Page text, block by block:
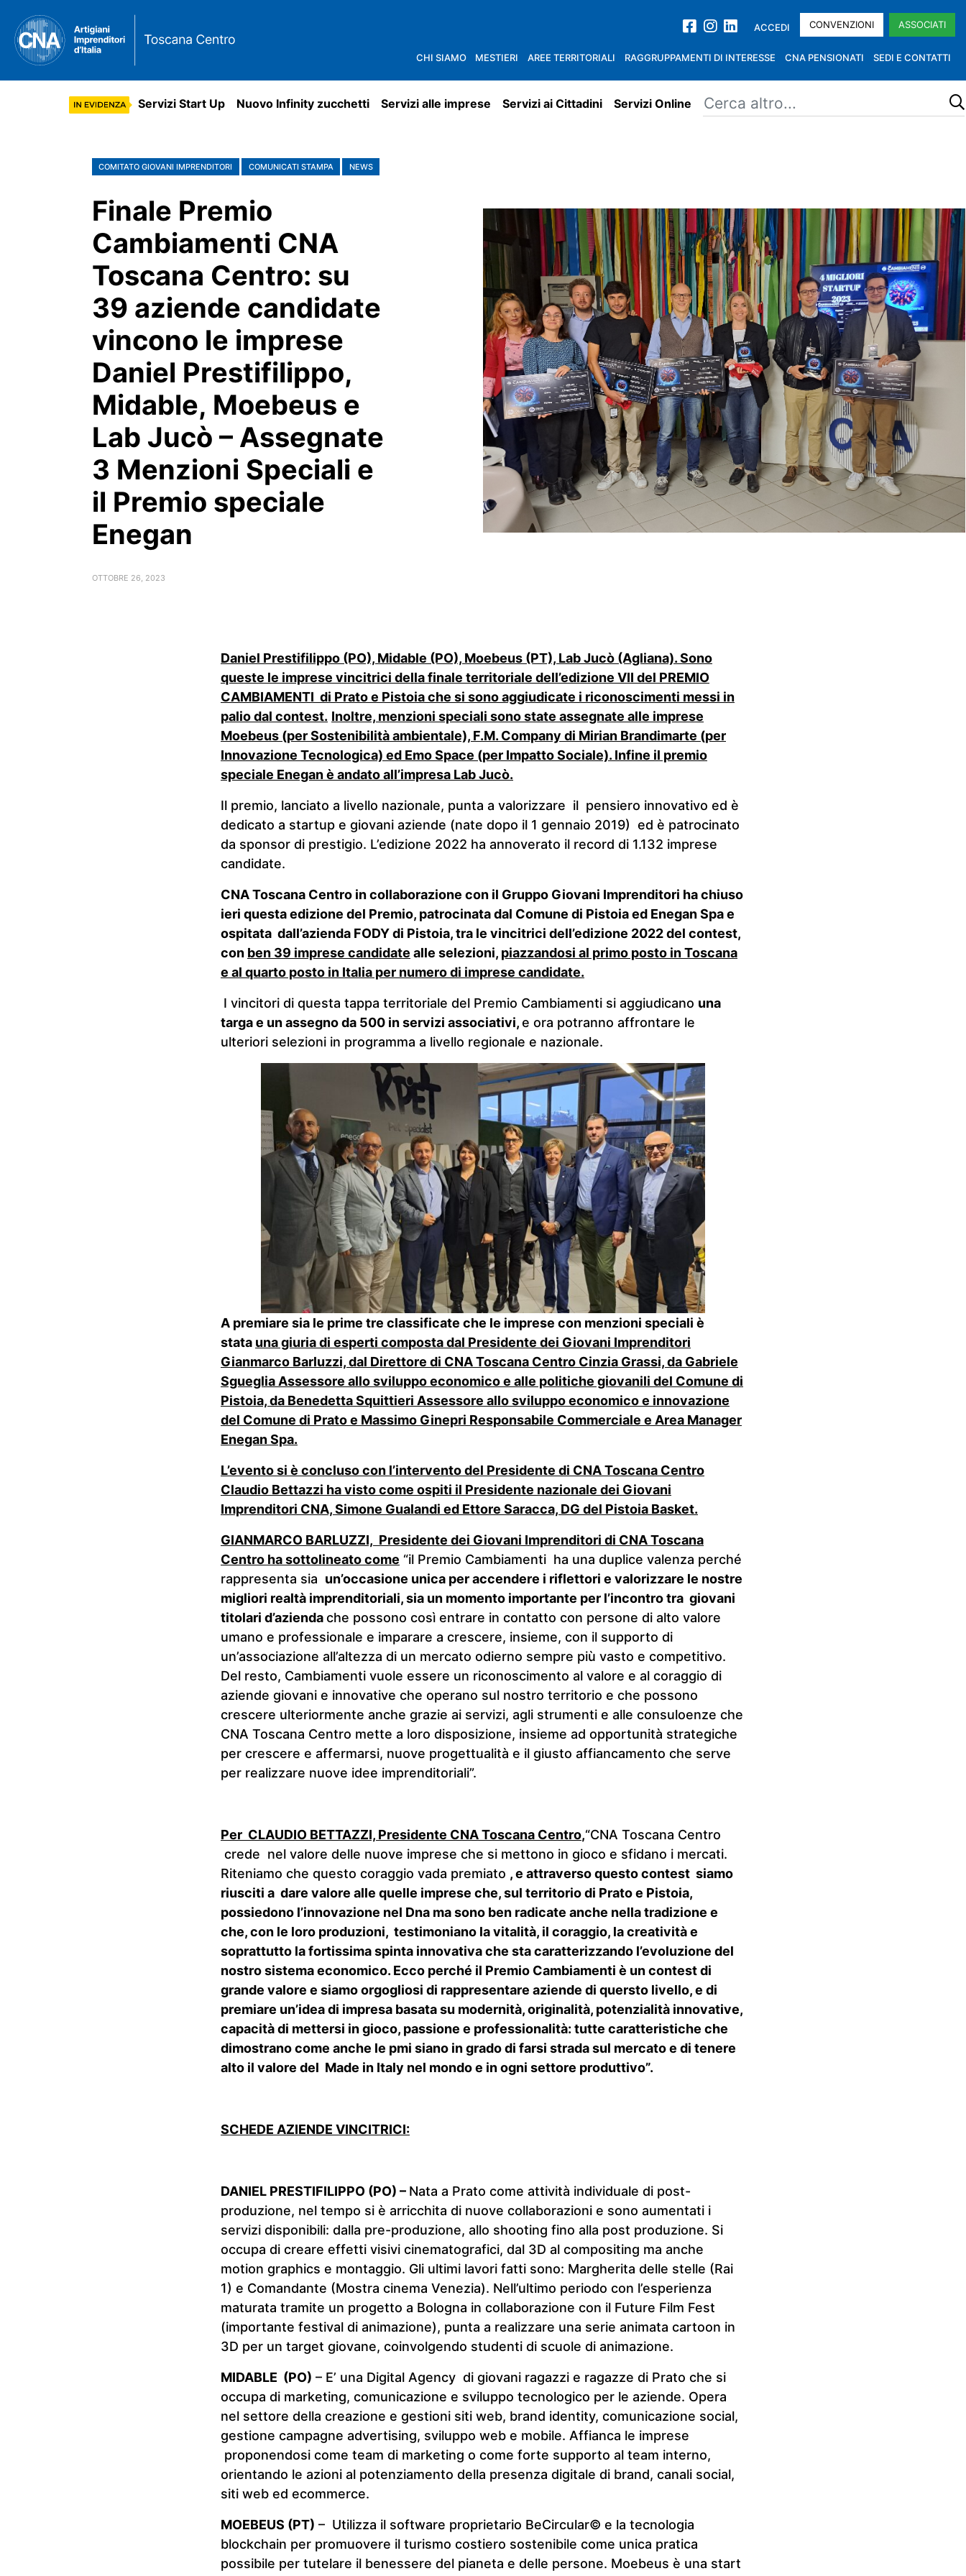
ACCEDI CONVENZIONI ASSOCIATI
CHI SIAMO MESTIERI AREE TERRITORIALI RAGGRUPPAMENTI DI INTERESSE CNA PENSIONATI SEDI E CONTATTI
Servizi Start Up Nuovo Infinity zucchetti Servizi alle imprese Servizi ai Cittadini Servizi Online
COMITATO GIOVANI IMPRENDITORI COMUNICATI STAMPA NEWS
Finale Premio
Cambiamenti CNA
Toscana Centro: su
39 aziende candidate
vincono le imprese
Daniel Prestifilippo,
Midable, Moebeus e
Lab Jucò – Assegnate
3 Menzioni Speciali e
il Premio speciale
Enegan
OTTOBRE 26, 2023
Daniel Prestifilippo (PO), Midable (PO), Moebeus (PT), Lab Jucò (Agliana).Sono
queste le imprese vincitrici della finale territoriale dell’edizione VII del PREMIO
CAMBIAMENTI di Prato e Pistoia che si sono aggiudicate i riconoscimenti messi in
palio dal contest. Inoltre, menzioni speciali sono state assegnate alle imprese
Moebeus (per Sostenibilità ambientale), F.M. Company di Mirian Brandimarte (per
Innovazione Tecnologica) ed Emo Space (per Impatto Sociale). Infine il premio
speciale Enegan è andato all’impresa Lab Jucò.
Il premio, lanciato a livello nazionale, punta a valorizzare il pensiero innovativo ed è
dedicato a startup e giovani aziende (nate dopo il 1 gennaio 2019) ed è patrocinato
da sponsor di prestigio. L’edizione 2022 ha annoverato il record di 1.132 imprese
candidate.
CNA Toscana Centro in collaborazione con il Gruppo Giovani Imprenditori ha chiuso
ieri questa edizione del Premio, patrocinata dal Comune di Pistoia ed Enegan Spa e
ospitata dall’azienda FODY di Pistoia, tra le vincitrici dell’edizione 2022 del contest,
con ben 39 imprese candidate alle selezioni, piazzandosi al primo posto in Toscana
e al quarto posto in Italia per numero di imprese candidate.
I vincitori di questa tappa territoriale del Premio Cambiamenti si aggiudicano una
targa e un assegno da 500 in servizi associativi,e ora potranno affrontare le
ulteriori selezioni in programma a livello regionale e nazionale.
A premiare sia le prime tre classificate che le imprese con menzioni speciali è
stata una giuria di esperti composta dal Presidente dei Giovani Imprenditori
Gianmarco Barluzzi, dal Direttore di CNA Toscana Centro Cinzia Grassi, da Gabriele
Sgueglia Assessore allo sviluppo economico e alle politiche giovanili del Comune di
Pistoia, da Benedetta Squittieri Assessore allo sviluppo economico e innovazione
del Comune di Prato e Massimo Ginepri Responsabile Commerciale e Area Manager
Enegan Spa.
L’evento si è concluso con l’intervento del Presidente di CNA Toscana Centro
Claudio Bettazzi ha visto come ospiti il Presidente nazionale dei Giovani
Imprenditori CNA, Simone Gualandi ed Ettore Saracca, DG del Pistoia Basket.
GIANMARCO BARLUZZI, Presidente dei Giovani Imprenditori di CNA Toscana
Centro ha sottolineato come “il Premio Cambiamenti ha una duplice valenza perché
rappresenta sia un’occasione unica per accendere i riflettori e valorizzare le nostre
migliori realtà imprenditoriali, sia un momento importante per l’incontro tra giovani
titolari d’aziendache possono così entrare in contatto con persone di alto valore
umano e professionale e imparare a crescere, insieme, con il supporto di
un’associazione all’altezza di un mercato odierno sempre più vasto e competitivo.
Del resto, Cambiamenti vuole essere un riconoscimento al valore e al coraggio di
aziende giovani e innovative che operano sul nostro territorio e che possono
crescere ulteriormente anche grazie ai servizi, agli strumenti e alle consuloenze che
CNA Toscana Centro mette a loro disposizione, insieme ad opportunità strategiche
per crescere e affermarsi, nuove progettualità e il giusto affiancamento che serve
per realizzare nuove idee imprenditoriali”.
Per CLAUDIO BETTAZZI, Presidente CNA Toscana Centro,“CNA Toscana Centro
crede nel valore delle nuove imprese che si mettono in gioco e sfidano i mercati.
Riteniamo che questo coraggio vada premiato , e attraverso questo contest siamo
riusciti a dare valore alle quelle imprese che, sul territorio di Prato e Pistoia,
possiedono l’innovazione nel Dna ma sono ben radicate anche nella tradizione e
che, con le loro produzioni, testimoniano la vitalità, il coraggio, la creatività e
soprattutto la fortissima spinta innovativa che sta caratterizzando l’evoluzione del
nostro sistema economico. Ecco perché il Premio Cambiamenti è un contest di
grande valore e siamo orgogliosi di rappresentare aziende di quersto livello, e di
premiare un’idea di impresa basata su modernità, originalità, potenzialità innovative,
capacità di mettersi in gioco, passione e professionalità: tutte caratteristiche che
dimostrano come anche le pmi siano in grado di farsi strada sul mercato e di tenere
alto il valore del Made in Italy nel mondo e in ogni settore produttivo”.
SCHEDE AZIENDE VINCITRICI:
DANIEL PRESTIFILIPPO (PO) – Nata a Prato come attività individuale di post-
produzione, nel tempo si è arricchita di nuove collaborazioni e sono aumentati i
servizi disponibili: dalla pre-produzione, allo shooting fino alla post produzione. Si
occupa di creare effetti visivi cinematografici, dal 3D al compositing ma anche
motion graphics e montaggio. Gli ultimi lavori fatti sono: Margherita delle stelle (Rai
1) e Comandante (Mostra cinema Venezia). Nell’ultimo periodo con l’esperienza
maturata tramite un progetto a Bologna in collaborazione con il Future Film Fest
(importante festival di animazione), punta a realizzare una serie animata cartoon in
3D per un target giovane, coinvolgendo studenti di scuole di animazione.
MIDABLE (PO) – E’ una Digital Agency di giovani ragazzi e ragazze di Prato che si
occupa di marketing, comunicazione e sviluppo tecnologico per le aziende. Opera
nel settore della creazione e gestioni siti web, brand identity, comunicazione social,
gestione campagne advertising, sviluppo web e mobile. Affianca le imprese
proponendosi come team di marketing o come forte supporto al team interno,
orientando le azioni al potenziamento della presenza digitale di brand, canali social,
siti web ed ecommerce.
MOEBEUS (PT) – Utilizza il software proprietario BeCircular© e la tecnologia
blockchain per promuovere il turismo costiero sostenibile come unica pratica
possibile per tutelare il benessere del pianeta e delle persone. Moebeus è una start